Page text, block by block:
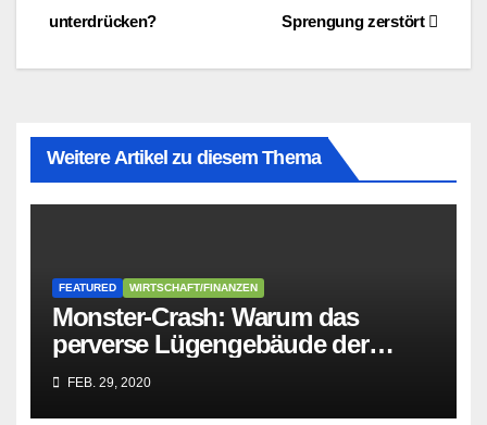
Sprengung zerstört
unterdrücken?
Weitere Artikel zu diesem Thema
FEATURED WIRTSCHAFT/FINANZEN
Monster-Crash: Warum das
perverse Lügengebäude der
Sozialisten in sich
zusammenbricht!
FEB. 29, 2020